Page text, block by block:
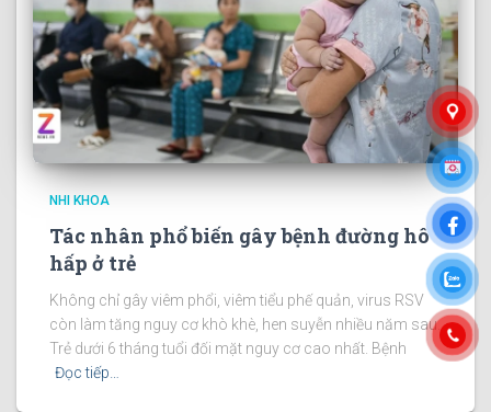
NHI KHOA
Tác nhân phổ biến gây bệnh đường hô
hấp ở trẻ
Không chỉ gây viêm phổi, viêm tiểu phế quản, virus RSV
còn làm tăng nguy cơ khò khè, hen suyễn nhiều năm sau.
Trẻ dưới 6 tháng tuổi đối mặt nguy cơ cao nhất. Bệnh
Đọc tiếp…